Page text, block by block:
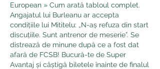
European » Cum arată tabloul complet.
Angajatul lui Burleanu ar accepta
condițiile lui Mititelu: „N-aș refuza din start
discuțiile. Sunt antrenor de meserie”. Se
distrează de minune după ce a fost dat
afară de FCSB! Bucură-te de Super
Avantaj și câștigă biletele înainte de finalul